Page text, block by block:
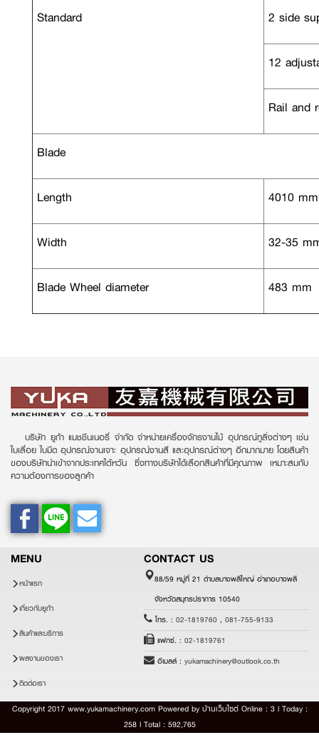
Standard 2 side
12
Rail and
Blade
Length 4010 mm
Width 32-35
Blade Wheel diameter 483 mm
บริษัท ยูก้า แมชชีนเนอรี่ จำกัด จำหน่ายเครื่องจักรงานไม้ อุปกรณ์ทูลิ่งต่างๆ เช่น
ใบเลื่อย ใบมีด อุปกรณ์งานเจาะ อุปกรณ์งานสี และอุปกรณ์ต่างๆ อีกมากมาย โดยสินค้า
ของบริษัทนำเข้าจากประเทศไต้หวัน ซึ่งทางบริษัทได้เลือกสินค้าที่มีคุณภาพ เหมาะสมกับ
ความต้องการของลูกค้า
MENU
หน้าแรก
เกี่ยวกับยูก้า
สินค้าและบริการ
ผลงานของเรา
ติดต่อเรา
CONTACT US
88/59 หมู่ที่ 21 ตำบลบางพลีใหญ่ อำเภอบางพลี
จังหวัดสมุทรปราการ 10540
โทร. : 02-1819760 , 081-755-9133
แฟกซ์. : 02-1819761
อีเมลล์ : yukamachinery@outlook.co.th
Copyright 2017 www.yukamachinery.com Powered by บ้านเว็บไซต์Online : 3 l Today :
258 l Total : 592,765